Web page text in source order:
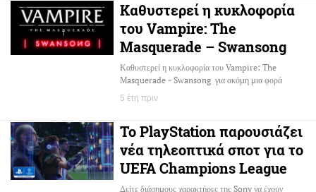
Καθυστερεί η κυκλοφορία
του Vampire: The
Masquerade – Swansong
Καθυστερεί η κυκλοφορία του Vampire: The
Masquerade - Swansong για ακόμη μια φορά
5 έτη πριν
Το PlayStation παρουσιάζει
νέα τηλεοπτικά σποτ για το
UEFA Champions League
Δείτε διάσημους χαρακτήρες της Sony να έχουν